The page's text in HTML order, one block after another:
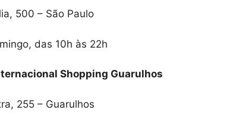
500 – São Paulo
das 10h às 22h
Shopping Guarulhos
255 – Guarulhos